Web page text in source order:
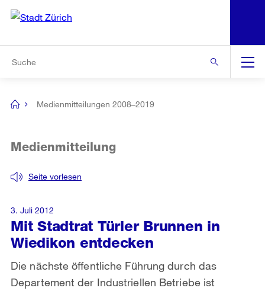
Navigation
[no
Medienmitteilungen 2008–2019
Mit Stadtrat Türler Brunnen in
Wiedikon entdecken
Seite vorlesen
Medienmitteilung
Die nächste öffentliche Führung durch das
Departement der Industriellen Betriebe ist
3. Juli 2012